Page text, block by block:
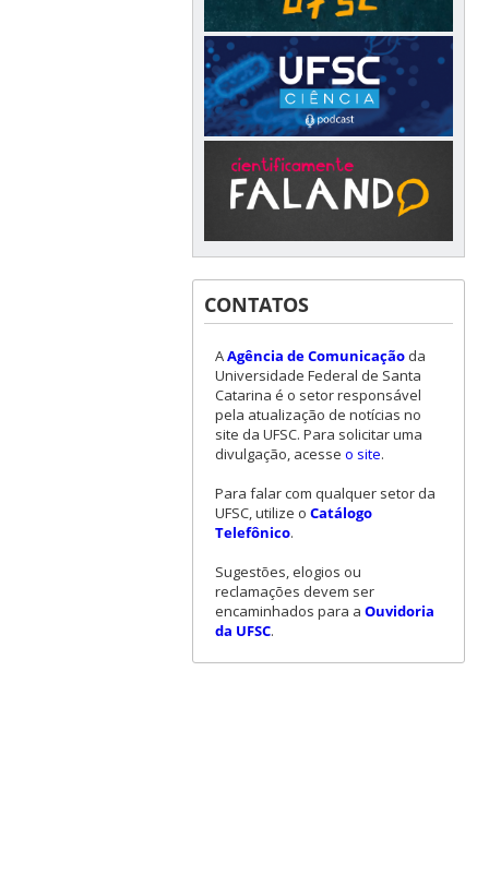
CONTATOS
AAgência de Comunicaçãoda
Universidade Federal de Santa
Catarina é o setor responsável
pela atualização de notícias no
site da UFSC. Para solicitar uma
divulgação, acesse o site.
Para falar com qualquer setor da
UFSC, utilize o Catálogo
Telefônico.
Sugestões, elogios ou
reclamações devem ser
encaminhados para a Ouvidoria
da UFSC.